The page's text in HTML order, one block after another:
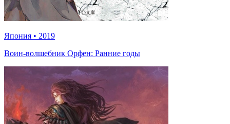
Япония • 2019
Воин-волшебник Орфен: Ранние годы